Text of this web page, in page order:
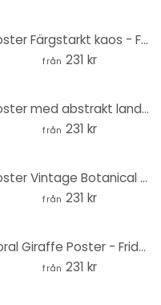
Poster Färgstarkt kaos - Fedrau - Rund
från 231 kr
Poster med abstrakt landskap - Fedrau - Rund
från 231 kr
Poster Vintage Botanical Computer - Frida Floral Studio - Rund
från 231 kr
Floral Giraffe Poster - Frida Floral Studio - Rund
från 231 kr